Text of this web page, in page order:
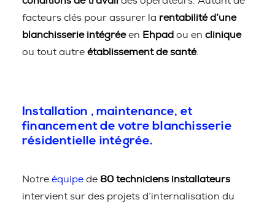
facteurs clés pour assurer la rentabilité d’une
blanchisserie intégréeen Ehpad ou en clinique
ou tout autre établissement de santé.
Installation , maintenance, et
financement de votre blanchisserie
résidentielle intégrée.
Notre équipe de 80 techniciens installateurs
intervient sur des projets d’internalisation du